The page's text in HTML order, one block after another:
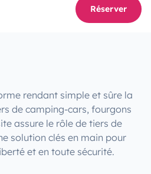
Réserver
rendant simple et sûre la
de camping-cars, fourgons
assure le rôle de tiers de
solution clés en main pour
et en toute sécurité.